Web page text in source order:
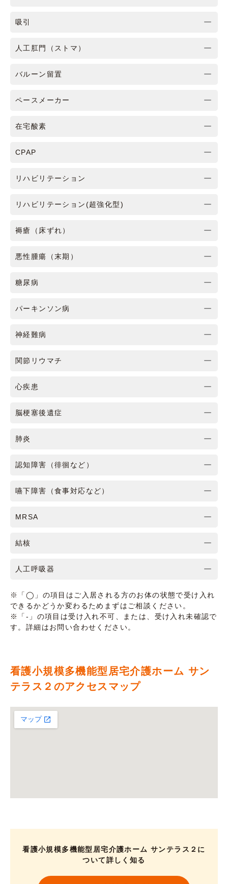
吸引
人工肛門（ストマ）
バルーン留置
ペースメーカー
在宅酸素
CPAP
リハビリテーション
リハビリテーション(超強化型)
褥瘡（床ずれ）
悪性腫瘍（末期）
糖尿病
パーキンソン病
神経難病
関節リウマチ
心疾患
脳梗塞後遺症
肺炎
認知障害（徘徊など）
嚥下障害（食事対応など）
MRSA
結核
人工呼吸器
※「◯」の項目はご入居される方のお体の状態で受け入れ
できるかどうか変わるためまずはご相談ください。
※「-」の項目は受け入れ不可、または、受け入れ未確認で
す。詳細はお問い合わせください。
看護小規模多機能型居宅介護ホーム サン
テラス２のアクセスマップ
看護小規模多機能型居宅介護ホーム サンテラス２に
ついて詳しく知る